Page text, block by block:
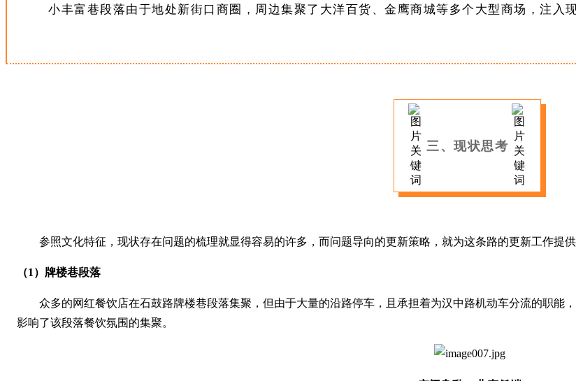
小丰富巷段落由于地处新街口商圈，周边集聚了大洋百货、金鹰商城等多个大型商场，注入
三、现状思考
参照文化特征，现状存在问题的梳理就显得容易的许多，而问题导向的更新策略，就为这条路的更新工作提供
（1）牌楼巷段落
众多的网红餐饮店在石鼓路牌楼巷段落集聚，但由于大量的沿路停车，且承担着为汉中路机动车分流的职能
影响了该段落餐饮氛围的集聚。